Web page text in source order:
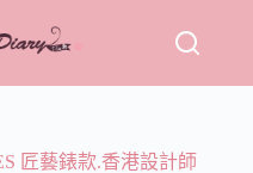
匠藝錶款.香港設計師